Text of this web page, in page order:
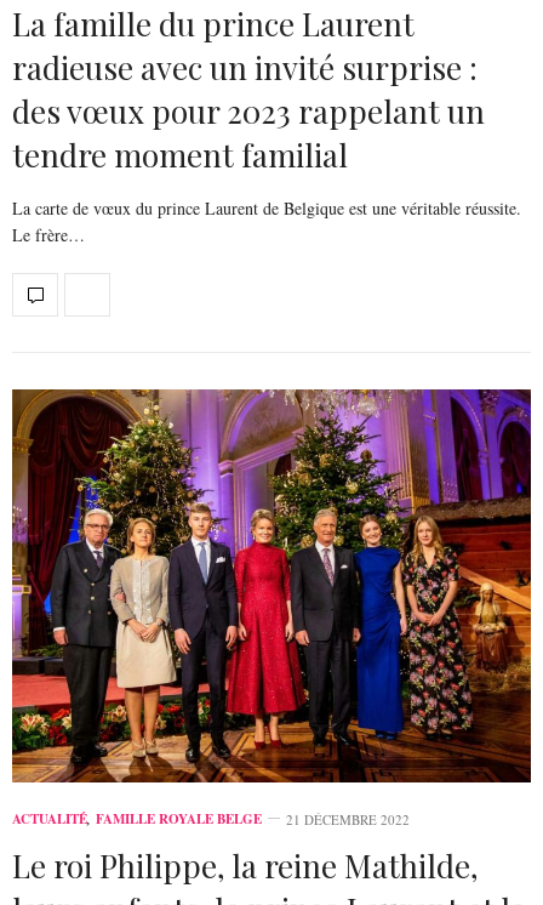
La famille du prince Laurent
radieuse avec un invité surprise :
des vœux pour 2023 rappelant un
tendre moment familial
La carte de vœux du prince Laurent de Belgique est une véritable réussite.
Le frère…
ACTUALITÉ, FAMILLE ROYALE BELGE 21 DÉCEMBRE 2022
Le roi Philippe, la reine Mathilde,